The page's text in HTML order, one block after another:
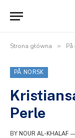
Strona główna »
PÅ NORSK
Perle
BY NOUR AL-KHALAF